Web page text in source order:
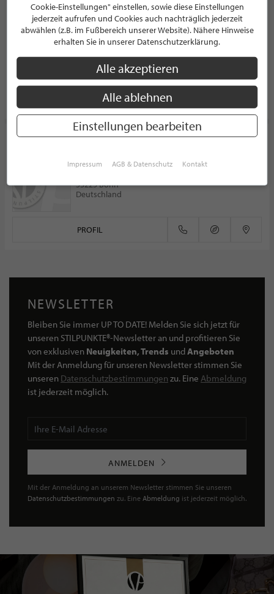
ANY DI
Feringastraße 9
85774 München
Deutschland
PROFIL
Timeless
MODEGESCHÄFT
53225 Bonn
Deutschland
PROFIL
NEWSLETTER
Bleiben Sie immer UP TO DATE! Melden Sie sich jetzt für
unseren STILPUNKTE®-Newsletter an und profitieren Sie
von exklusiven Neuigkeiten, Trends undAngeboten
Mit der Anmeldung für unseren Newsletter stimmen Sie
unseren Datenschutzbestimmungen zu. Eine Abmeldung
ist jederzeit möglich.
ANMELDEN
Mit der Anmeldung an unserem Newsletter stimmen Sie unseren
Datenschutzbestimmungen zu. Eine Abmeldung ist jederzeit möglich.
Cookie-Einstellungen" einstellen, sowie diese Einstellungen
jederzeit aufrufen und Cookies auch nachträglich jederzeit
abwählen (z.B. im Fußbereich unserer Website). Nähere Hinweise
erhalten Sie in unserer Datenschutzerklärung.
Alle akzeptieren
Alle ablehnen
Einstellungen bearbeiten
Impressum AGB & Datenschutz Kontakt